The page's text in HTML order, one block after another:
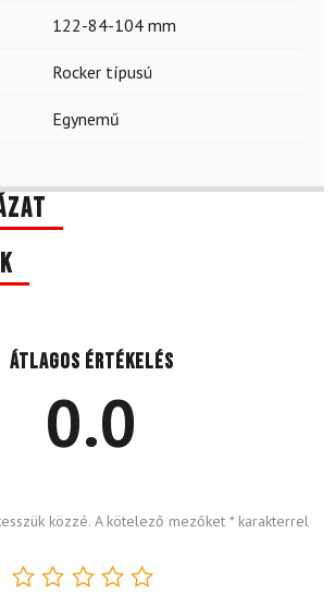
122-84-104 mm
Rocker típusú
Egynemű
Átlagos értékelés
0.0
közzé. A kötelező mezőket *karakterrel